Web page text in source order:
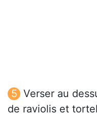
Verser au
de raviolis et